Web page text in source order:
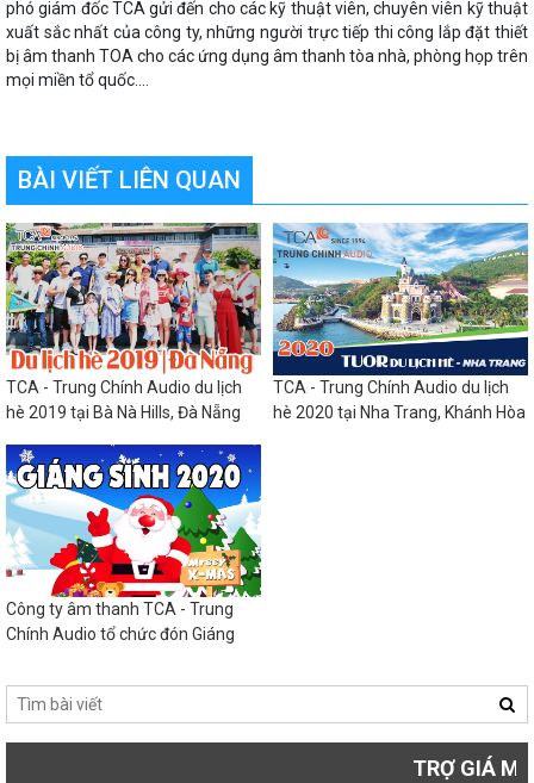
phó giám đốc TCA gửi đến cho các kỹ thuật viên, chuyên viên kỹ thuật
xuất sắc nhất của công ty, những người trực tiếp thi công lắp đặt thiết
bị âm thanh TOA cho các ứng dụng âm thanh tòa nhà, phòng họp trên
mọi miền tổ quốc....
BÀI VIẾT LIÊN QUAN
TCA - Trung Chính Audio du lịch
hè 2019 tại Bà Nà Hills, Đà Nẵng
TCA - Trung Chính Audio du lịch
hè 2020 tại Nha Trang, Khánh Hòa
Công ty âm thanh TCA - Trung
Chính Audio tổ chức đón Giáng
TRỢ GIÁ MÙA DỊCH